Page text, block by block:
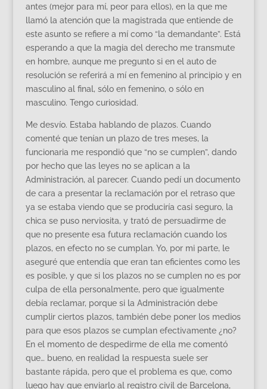
antes (mejor para mí, peor para ellos), en la que me
llamó la atención que la magistrada que entiende de
este asunto se refiere a mí como “la demandante”. Está
esperando a que la magia del derecho me transmute
en hombre, aunque me pregunto si en el auto de
resolución se referirá a mí en femenino al principio y en
masculino al final, sólo en femenino, o sólo en
masculino. Tengo curiosidad.
Me desvío. Estaba hablando de plazos. Cuando
comenté que tenían un plazo de tres meses, la
funcionaria me respondió que “no se cumplen”, dando
por hecho que las leyes no se aplican a la
Administración, al parecer. Cuando pedí un documento
de cara a presentar la reclamación por el retraso que
ya se estaba viendo que se produciría casi seguro, la
chica se puso nerviosita, y trató de persuadirme de
que no presente esa futura reclamación cuando los
plazos, en efecto no se cumplan. Yo, por mi parte, le
aseguré que entendía que eran tan eficientes como les
es posible, y que si los plazos no se cumplen no es por
culpa de ella personalmente, pero que igualmente
debía reclamar, porque si la Administración debe
cumplir ciertos plazos, también debe poner los medios
para que esos plazos se cumplan efectivamente ¿no?
En el momento de despedirme de ella me comentó
que… bueno, en realidad la respuesta suele ser
bastante rápida, pero que el problema es que, como
luego hay que enviarlo al registro civil de Barcelona,